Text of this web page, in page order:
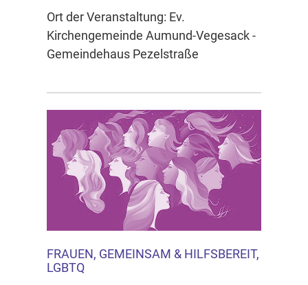
Ort der Veranstaltung: Ev.
Kirchengemeinde Aumund-Vegesack -
Gemeindehaus Pezelstraße
FRAUEN, GEMEINSAM & HILFSBEREIT,
LGBTQ